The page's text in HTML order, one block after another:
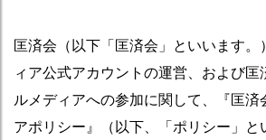
匡済会（以下「匡済会」といいます。
ィア公式アカウントの運営、および匡
ルメディアへの参加に関して、『匡済
アポリシー』（以下、「ポリシー」と